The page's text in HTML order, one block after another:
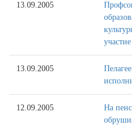
13.09.2005
13.09.2005
12.09.2005
На